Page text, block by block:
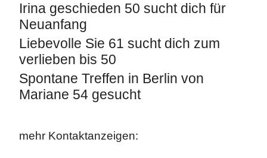
Irina geschieden 50 sucht dich für
Neuanfang
Liebevolle Sie 61 sucht dich zum
verlieben bis 50
Spontane Treffen in Berlin von
Mariane 54 gesucht
mehr Kontaktanzeigen: